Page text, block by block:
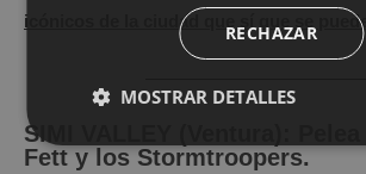
icónicos de la ciudad que sí que se
SIMI VALLEY (Ventura): Pelea
Fett y los Stormtroopers.
RECHAZAR
MOSTRAR DETALLES